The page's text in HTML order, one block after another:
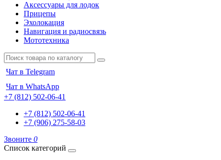
Аксессуары для лодок
Прицепы
Эхолокация
Навигация и радиосвязь
Мототехника
Чат в Telegram
Чат в WhatsApp
+7 (812) 502-06-41
+7 (812) 502-06-41
+7 (906) 275-58-03
Звоните 0
Список категорий